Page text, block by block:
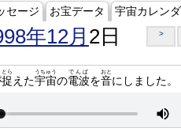
セージ お宝データ 宇宙カレン
年12月 2日 >
捉
とら
えた宇宙
うちゅう
の電波
でんぱ
を音
おと
にしました。